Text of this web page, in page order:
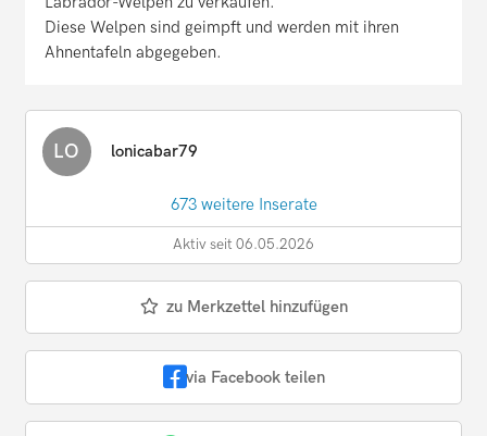
Diese Welpen sind geimpft und werden mit ihren
Ahnentafeln abgegeben.
LO lonicabar79
673 weitere Inserate
Aktiv seit 06.05.2026
zu Merkzettel hinzufügen
via Facebook teilen